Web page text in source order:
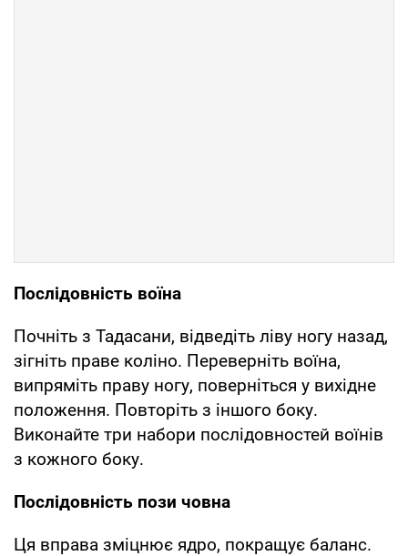
Послідовність воїна
Почніть з Тадасани, відведіть ліву ногу назад,
зігніть праве коліно. Переверніть воїна,
випряміть праву ногу, поверніться у вихідне
положення. Повторіть з іншого боку.
Виконайте три набори послідовностей воїнів
з кожного боку.
Послідовність пози човна
Ця вправа зміцнює ядро, покращує баланс.